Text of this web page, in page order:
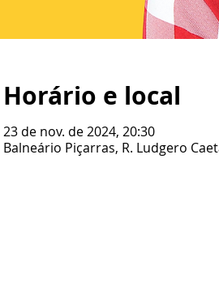
Horário e local
23 de nov. de 2024, 20:30
Balneário Piçarras, R. Ludgero